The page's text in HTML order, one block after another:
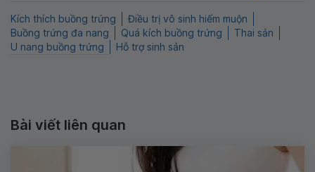
Kích thích buồng trứng
Điều trị vô sinh hiếm muộn
Buồng trứng đa nang
Quá kích buồng trứng
Thai sản
U nang buồng trứng
Hỗ trợ sinh sản
Bài viết liên quan